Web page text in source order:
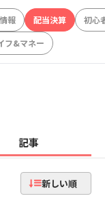
報 配当決算
初心
フ&マネー
記事
新しい順